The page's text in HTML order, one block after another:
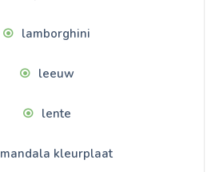
lamborghini
leeuw
lente
mandala kleurplaat